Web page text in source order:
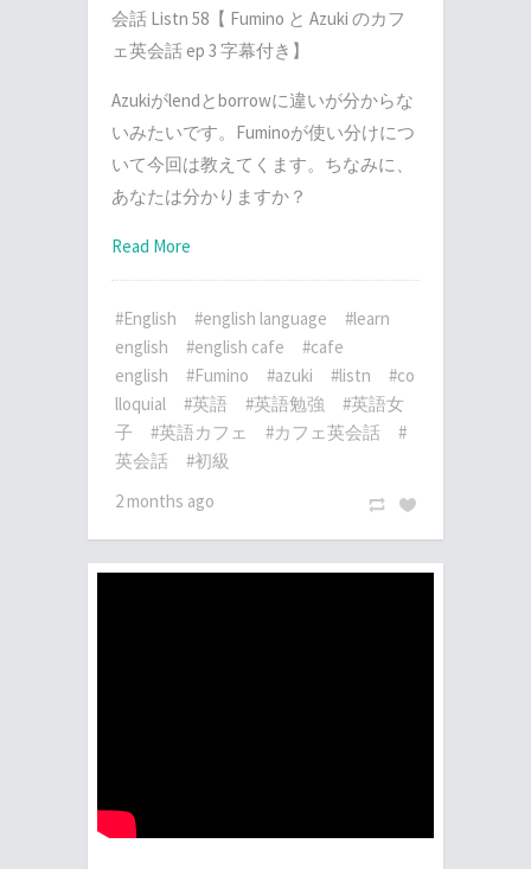
会話 Listn 58【 Fumino と Azuki のカフ
ェ英会話 ep 3 字幕付き】
Azukiがlendとborrowに違いが分からな
いみたいです。Fuminoが使い分けにつ
いて今回は教えてくます。ちなみに、
あなたは分かりますか？
Read More
#English #english language
#learn
english
#english cafe
#cafe
english
#Fumino #azuki #listn
#co
lloquial
#英語 #英語勉強
#英語女
子
#英語カフェ #カフェ英会話
#
英会話
#初級
2 months ago